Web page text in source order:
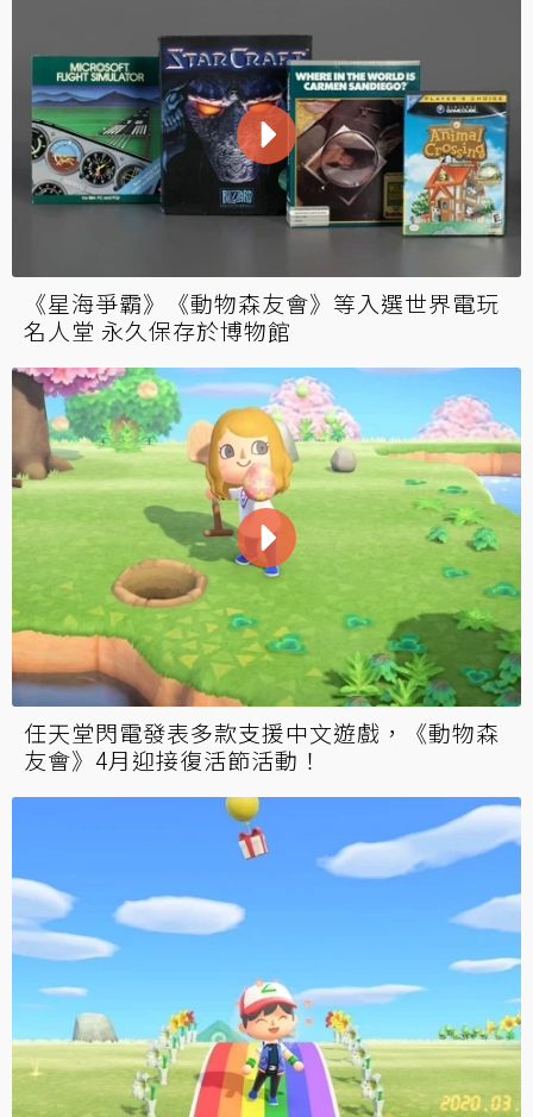
《星海爭霸》《動物森友會》等入選世界電玩
名人堂 永久保存於博物館
任天堂閃電發表多款支援中文遊戲，《動物森
友會》4月迎接復活節活動！